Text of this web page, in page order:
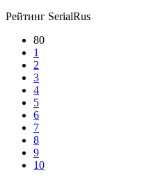
Рейтинг SerialRus
80
1
2
3
4
5
6
7
8
9
10